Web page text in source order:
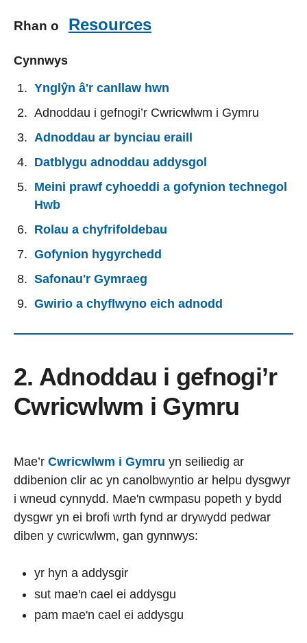
Rhan o Resources
Cynnwys
Ynglŷn â'r canllaw hwn
Adnoddau i gefnogi’r Cwricwlwm i Gymru
Adnoddau ar bynciau eraill
Datblygu adnoddau addysgol
Meini prawf cyhoeddi a gofynion technegol
Hwb
Rolau a chyfrifoldebau
Gofynion hygyrchedd
Safonau'r Gymraeg
Gwirio a chyflwyno eich adnodd
2. Adnoddau i gefnogi’r
Cwricwlwm i Gymru
Mae’r Cwricwlwm i Gymru yn seiliedig ar
ddibenion clir ac yn canolbwyntio ar helpu dysgwyr
i wneud cynnydd. Mae'n cwmpasu popeth y bydd
dysgwr yn ei brofi wrth fynd ar drywydd pedwar
diben y cwricwlwm, gan gynnwys:
yr hyn a addysgir
sut mae'n cael ei addysgu
pam mae'n cael ei addysgu